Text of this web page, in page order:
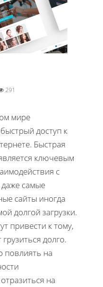
291
мире
доступ к
Быстрая
ключевым
с
самые
сайты иногда
долгой загрузки.
привести к тому,
долго.
повлиять на
на